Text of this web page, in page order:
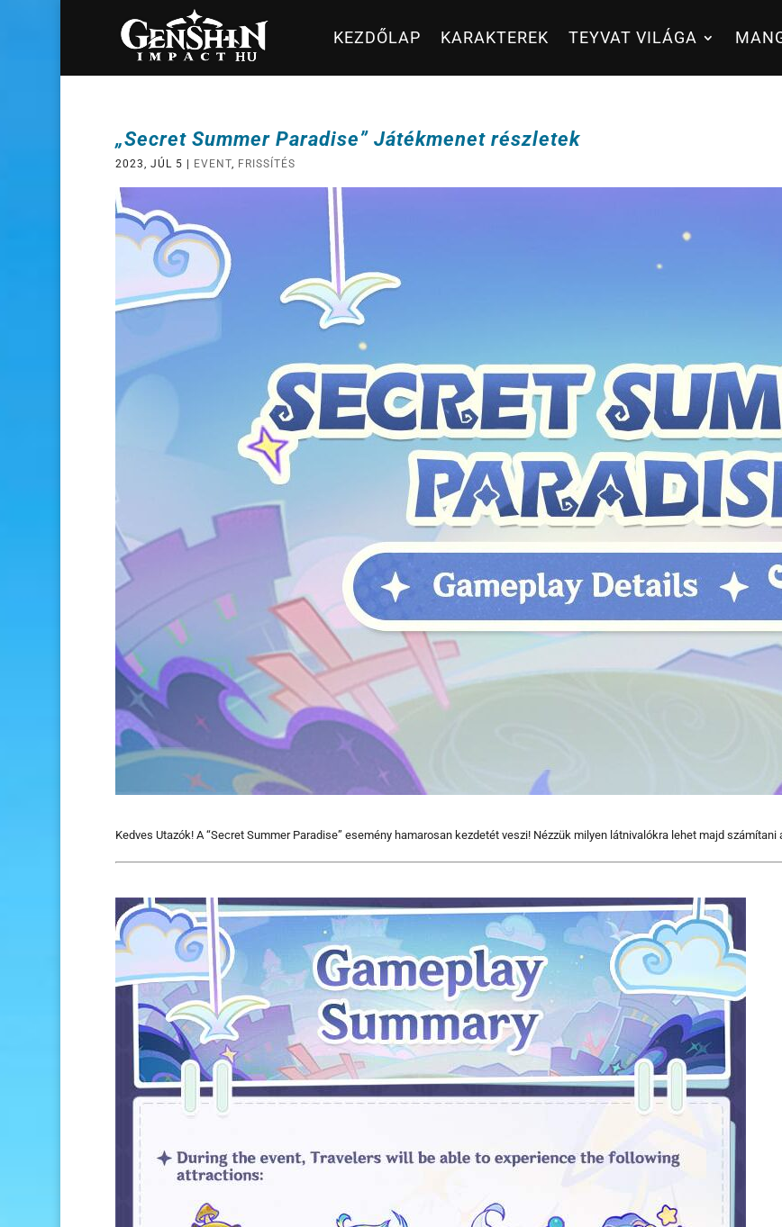
KEZDŐLAP KARAKTEREK TEYVAT VILÁGA
„Secret Summer Paradise” Játékmenet részletek
2023, JÚL 5 EVENT, FRISSÍTÉS
Kedves Utazók! A “Secret Summer Paradise” esemény hamarosan kezdetét veszi! Nézzük milyen látnivalókra lehet majd